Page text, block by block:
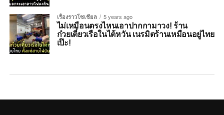
เรื่องราวโซเชียล 5 years ago
ไม่เหมือนตรงไหนเอาปากกามาวง! ร้าน
ก๋วยเตี๋ยวเรือในไต้หวัน เนรมิตร้านเหมือนอยู่ไทย
เป๊ะ!